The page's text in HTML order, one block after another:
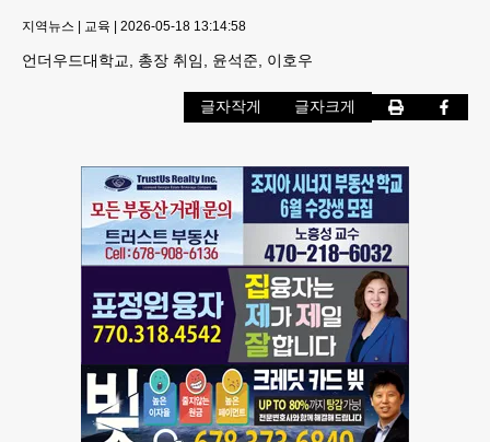
지역뉴스 | 교육 | 2026-05-18 13:14:58
언더우드대학교, 총장 취임, 윤석준, 이호우
글자작게 글자크게